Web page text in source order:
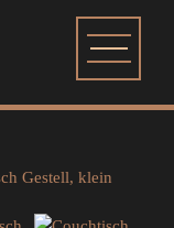
Gestell, klein